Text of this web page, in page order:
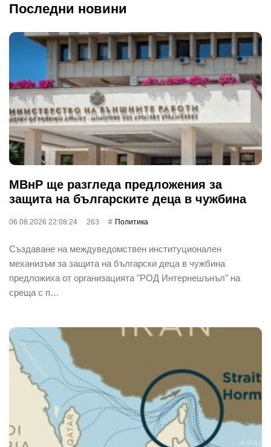
Последни новини
МВнР ще разгледа предложения за
защита на българските деца в чужбина
06.08.2026 22:08:24 263 Политика
Създаване на междуведомствен институционален
механизъм за защита на български деца в чужбина
предложиха от организацията "РОД Интернешънъл" на
среща с п…